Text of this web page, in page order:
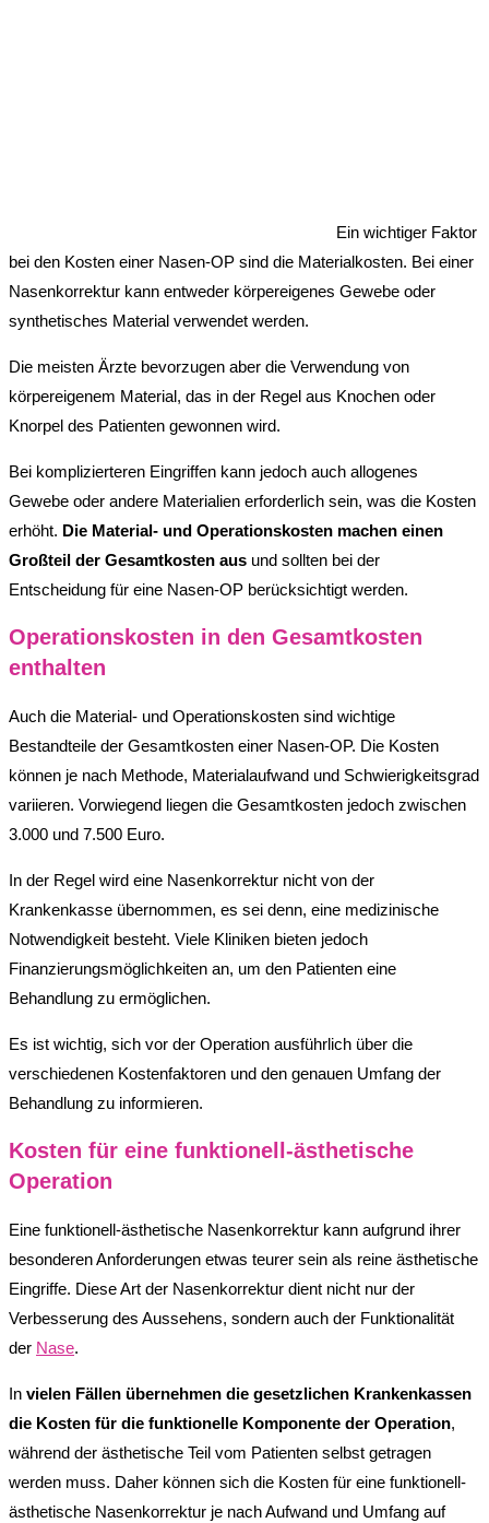
Ein wichtiger Faktor
bei den Kosten einer Nasen-OP sind die Materialkosten. Bei einer
Nasenkorrektur kann entweder körpereigenes Gewebe oder
synthetisches Material verwendet werden.
Die meisten Ärzte bevorzugen aber die Verwendung von
körpereigenem Material, das in der Regel aus Knochen oder
Knorpel des Patienten gewonnen wird.
Bei komplizierteren Eingriffen kann jedoch auch allogenes
Gewebe oder andere Materialien erforderlich sein, was die Kosten
erhöht. Die Material- und Operationskosten machen einen
Großteil der Gesamtkosten aus und sollten bei der
Entscheidung für eine Nasen-OP berücksichtigt werden.
Operationskosten in den Gesamtkosten
enthalten
Auch die Material- und Operationskosten sind wichtige
Bestandteile der Gesamtkosten einer Nasen-OP. Die Kosten
können je nach Methode, Materialaufwand und Schwierigkeitsgrad
variieren. Vorwiegend liegen die Gesamtkosten jedoch zwischen
3.000 und 7.500 Euro.
In der Regel wird eine Nasenkorrektur nicht von der
Krankenkasse übernommen, es sei denn, eine medizinische
Notwendigkeit besteht. Viele Kliniken bieten jedoch
Finanzierungsmöglichkeiten an, um den Patienten eine
Behandlung zu ermöglichen.
Es ist wichtig, sich vor der Operation ausführlich über die
verschiedenen Kostenfaktoren und den genauen Umfang der
Behandlung zu informieren.
Kosten für eine funktionell-ästhetische
Operation
Eine funktionell-ästhetische Nasenkorrektur kann aufgrund ihrer
besonderen Anforderungen etwas teurer sein als reine ästhetische
Eingriffe. Diese Art der Nasenkorrektur dient nicht nur der
Verbesserung des Aussehens, sondern auch der Funktionalität
der Nase.
In vielen Fällen übernehmen die gesetzlichen Krankenkassen
die Kosten für die funktionelle Komponente der Operation,
während der ästhetische Teil vom Patienten selbst getragen
werden muss. Daher können sich die Kosten für eine funktionell-
ästhetische Nasenkorrektur je nach Aufwand und Umfang auf